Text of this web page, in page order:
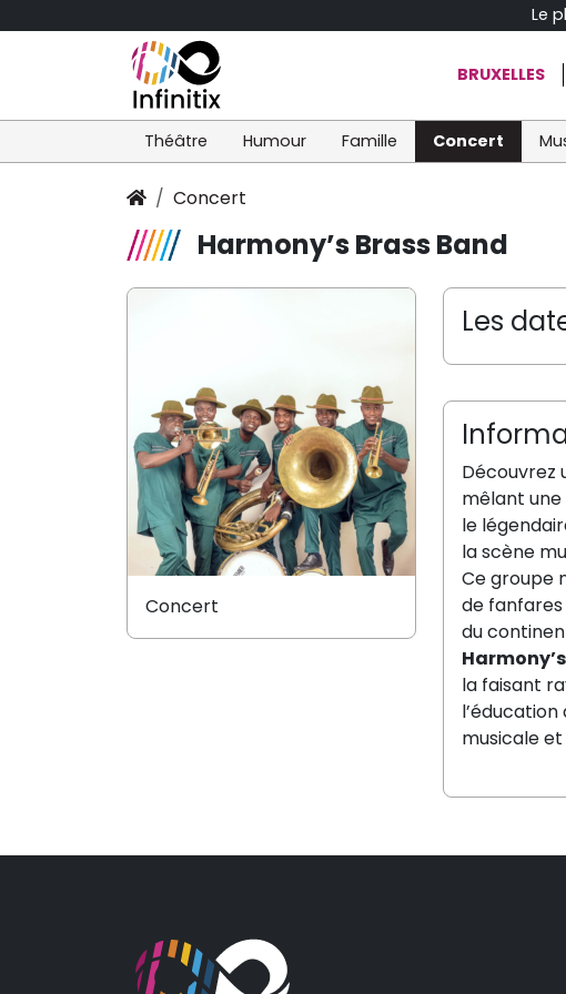
Le
BRUXELLES
Théâtre Humour Famille Concert
Concert
Harmony’s Brass Band
Les
Découvrez
mêlant
le
la scène
Ce groupe
de fanfares
du
la faisant
musicale
Concert